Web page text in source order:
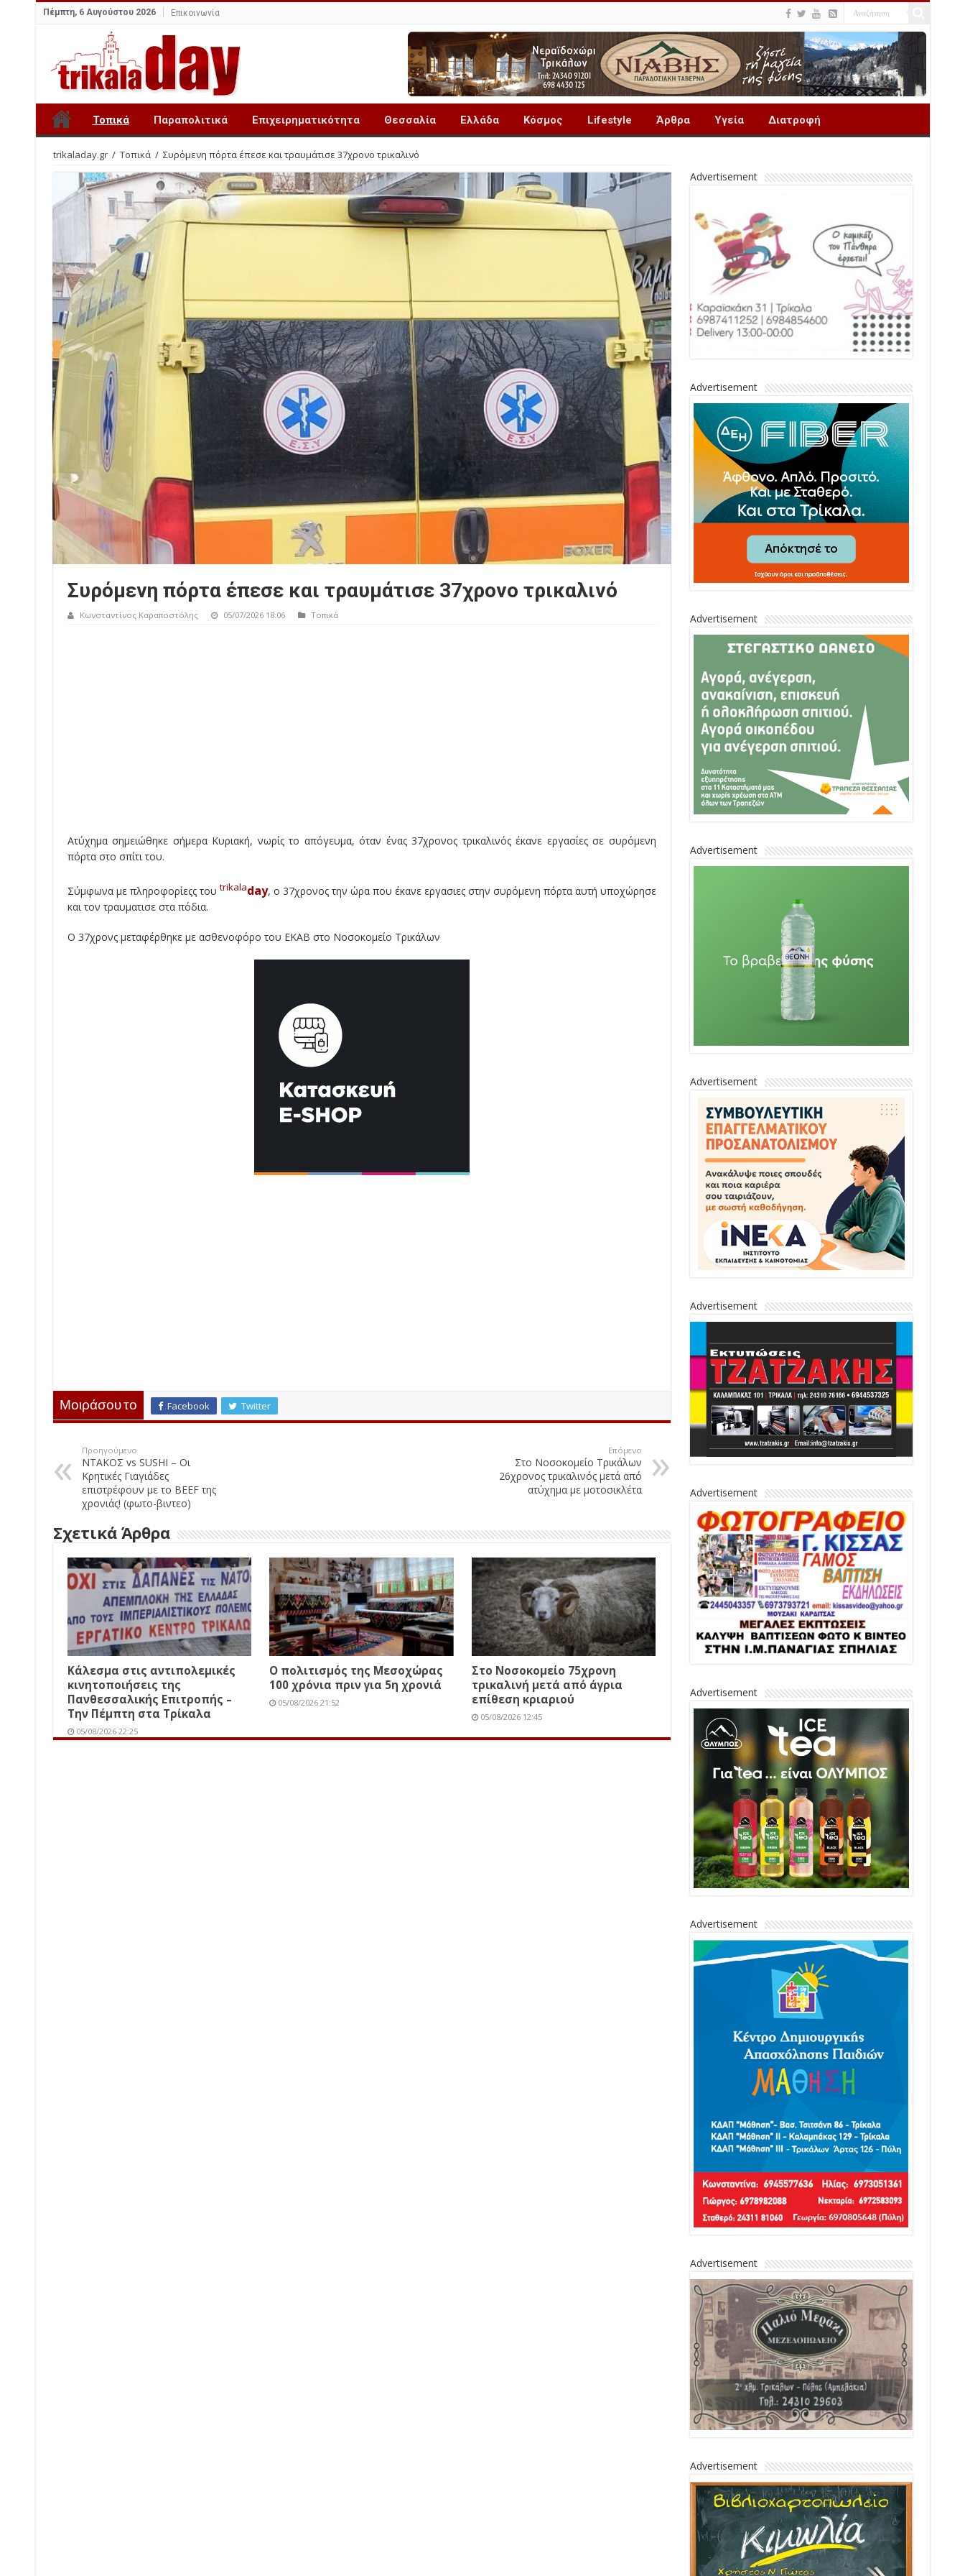
Πέμπτη, 6 Αυγούστου 2026 Επικοινωνία
Τοπικά Παραπολιτικά Επιχειρηματικότητα Θεσσαλία Ελλάδα Κόσμος Lifestyle Άρθρα Υγεία Διατροφή
trikaladay.gr / Τοπικά / Συρόμενη πόρτα έπεσε και τραυμάτισε 37χρονο τρικαλινό
Συρόμενη πόρτα έπεσε και τραυμάτισε 37χρονο τρικαλινό
Κωνσταντίνος Καραποστόλης 05/07/2026 18:06 Τοπικά
Ατύχημα σημειώθηκε σήμερα Κυριακή, νωρίς το απόγευμα, όταν ένας 37χρονος τρικαλινός έκανε εργασίες σε συρόμενη
πόρτα στο σπίτι του.
Σύμφωνα με πληροφορίεςς του trikaladay, ο 37χρονος την ώρα που έκανε εργασιες στην συρόμενη πόρτα αυτή υποχώρησε
και τον τραυματισε στα πόδια.
Ο 37χρονς μεταφέρθηκε με ασθενοφόρο του ΕΚΑΒ στο Νοσοκομείο Τρικάλων
Μοιράσου το Facebook Twitter
Προηγούμενο
ΝΤΑΚΟΣ vs SUSHI – Οι
Κρητικές Γιαγιάδες
επιστρέφουν με το BEEF της
χρονιάς! (φωτο-βιντεο)
Επόμενο
Στο Νοσοκομείο Τρικάλων
26χρονος τρικαλινός μετά από
ατύχημα με μοτοσικλέτα
Σχετικά Άρθρα
Κάλεσμα στις αντιπολεμικές
κινητοποιήσεις της
Πανθεσσαλικής Επιτροπής –
Την Πέμπτη στα Τρίκαλα
05/08/2026 22:25
Ο πολιτισμός της Μεσοχώρας
100 χρόνια πριν για 5η χρονιά
05/08/2026 21:52
Στο Νοσοκομείο 75χρονη
τρικαλινή μετά από άγρια
επίθεση κριαριού
05/08/2026 12:45
Advertisement
Advertisement
Advertisement
Advertisement
Advertisement
Advertisement
Advertisement
Advertisement
Advertisement
Advertisement
Advertisement